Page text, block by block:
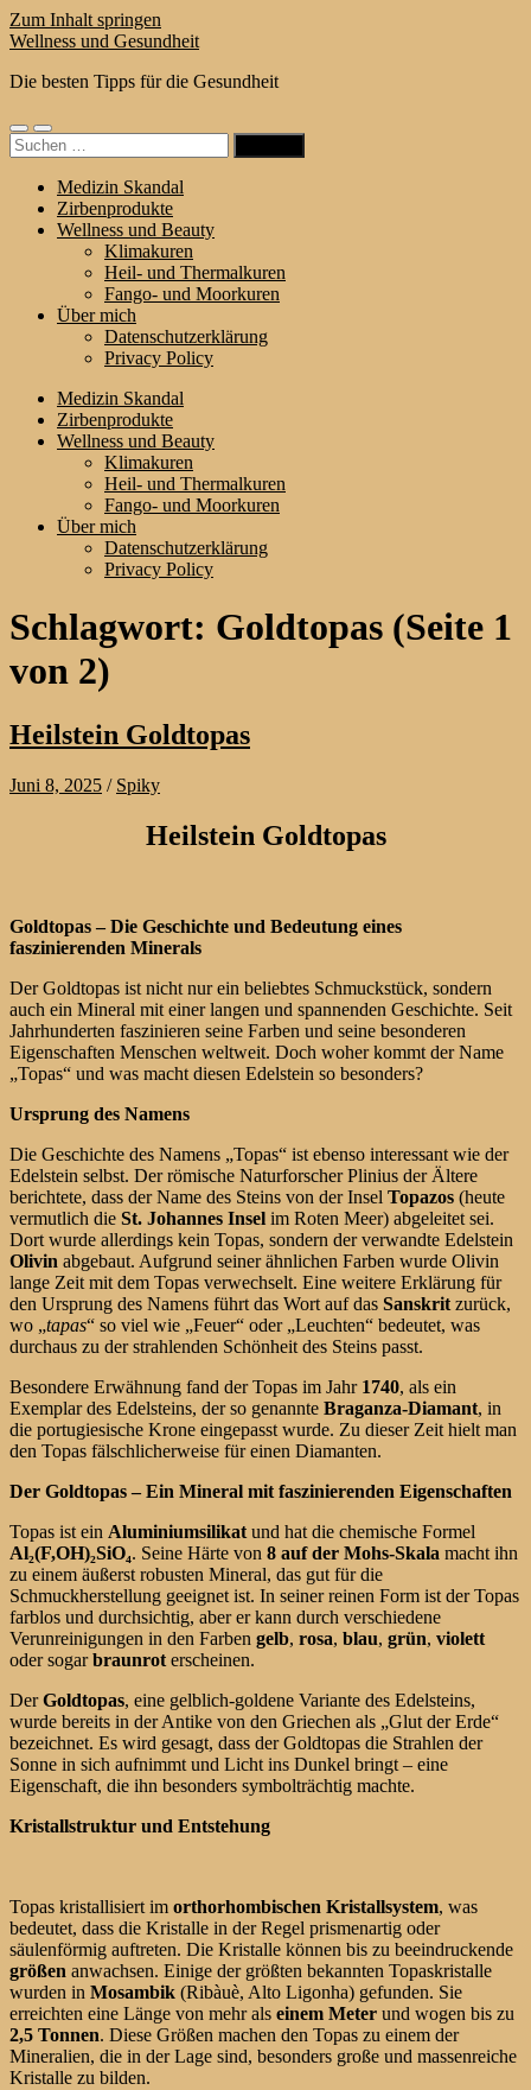
Zum Inhalt springen
Wellness und Gesundheit
Die besten Tipps für die Gesundheit
Mobile-
Menü
Suchfeld
ein-/ausblenden
Suchen
nach:
Medizin Skandal
Zirbenprodukte
Wellness und Beauty
Klimakuren
Heil- und Thermalkuren
Fango- und Moorkuren
Über mich
Datenschutzerklärung
Privacy Policy
Medizin Skandal
Zirbenprodukte
Wellness und Beauty
Klimakuren
Heil- und Thermalkuren
Fango- und Moorkuren
Über mich
Datenschutzerklärung
Privacy Policy
Schlagwort: Goldtopas (Seite 1
von 2)
Heilstein Goldtopas
Juni 8, 2025 / Spiky
Heilstein Goldtopas
Goldtopas – Die Geschichte und Bedeutung eines
faszinierenden Minerals
Der Goldtopas ist nicht nur ein beliebtes Schmuckstück, sondern
auch ein Mineral mit einer langen und spannenden Geschichte. Seit
Jahrhunderten faszinieren seine Farben und seine besonderen
Eigenschaften Menschen weltweit. Doch woher kommt der Name
„Topas“ und was macht diesen Edelstein so besonders?
Ursprung des Namens
Die Geschichte des Namens „Topas“ ist ebenso interessant wie der
Edelstein selbst. Der römische Naturforscher Plinius der Ältere
berichtete, dass der Name des Steins von der Insel Topazos (heute
vermutlich die St. Johannes Insel im Roten Meer) abgeleitet sei.
Dort wurde allerdings kein Topas, sondern der verwandte Edelstein
Olivin abgebaut. Aufgrund seiner ähnlichen Farben wurde Olivin
lange Zeit mit dem Topas verwechselt. Eine weitere Erklärung für
den Ursprung des Namens führt das Wort auf das Sanskrit zurück,
wo „tapas“ so viel wie „Feuer“ oder „Leuchten“ bedeutet, was
durchaus zu der strahlenden Schönheit des Steins passt.
Besondere Erwähnung fand der Topas im Jahr 1740, als ein
Exemplar des Edelsteins, der so genannte Braganza-Diamant, in
die portugiesische Krone eingepasst wurde. Zu dieser Zeit hielt man
den Topas fälschlicherweise für einen Diamanten.
Der Goldtopas – Ein Mineral mit faszinierenden Eigenschaften
Topas ist ein Aluminiumsilikat und hat die chemische Formel
Al₂(F,OH)₂SiO₄. Seine Härte von 8 auf der Mohs-Skala macht ihn
zu einem äußerst robusten Mineral, das gut für die
Schmuckherstellung geeignet ist. In seiner reinen Form ist der Topas
farblos und durchsichtig, aber er kann durch verschiedene
Verunreinigungen in den Farben gelb, rosa, blau, grün, violett
oder sogarbraunrot erscheinen.
DerGoldtopas, eine gelblich-goldene Variante des Edelsteins,
wurde bereits in der Antike von den Griechen als „Glut der Erde“
bezeichnet. Es wird gesagt, dass der Goldtopas die Strahlen der
Sonne in sich aufnimmt und Licht ins Dunkel bringt – eine
Eigenschaft, die ihn besonders symbolträchtig machte.
Kristallstruktur und Entstehung
Topas kristallisiert im orthorhombischen Kristallsystem, was
bedeutet, dass die Kristalle in der Regel prismenartig oder
säulenförmig auftreten. Die Kristalle können bis zu beeindruckende
größen anwachsen. Einige der größten bekannten Topaskristalle
wurden in Mosambik (Ribàuè, Alto Ligonha) gefunden. Sie
erreichten eine Länge von mehr als einem Meter und wogen bis zu
2,5 Tonnen. Diese Größen machen den Topas zu einem der
Mineralien, die in der Lage sind, besonders große und massenreiche
Kristalle zu bilden.